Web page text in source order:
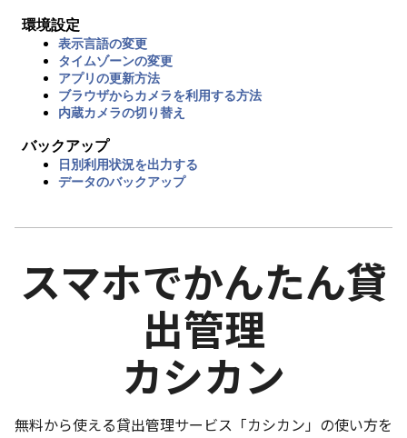
環境設定
表示言語の変更
タイムゾーンの変更
アプリの更新方法
ブラウザからカメラを利用する方法
内蔵カメラの切り替え
バックアップ
日別利用状況を出力する
データのバックアップ
スマホでかんたん貸
出管理
カシカン
無料から使える貸出管理サービス「カシカン」の使い方を